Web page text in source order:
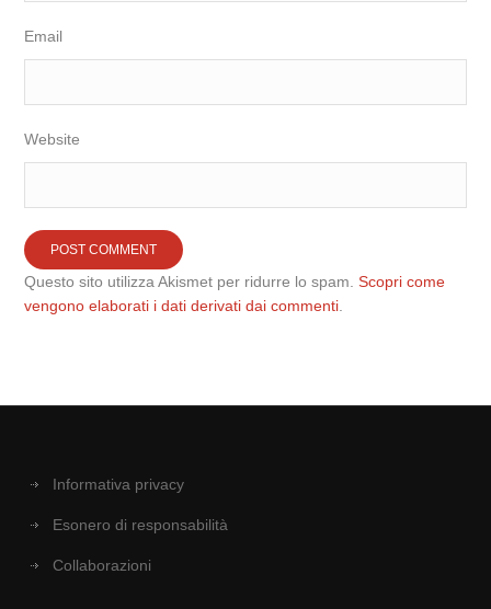
Email
Website
Questo sito utilizza Akismet per ridurre lo spam.Scopri come
vengono elaborati i dati derivati dai commenti
Informativa privacy
Esonero di responsabilità
Collaborazioni